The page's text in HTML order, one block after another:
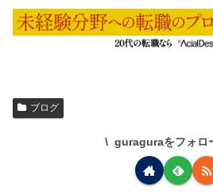
ブログ
guraguraをフォロ